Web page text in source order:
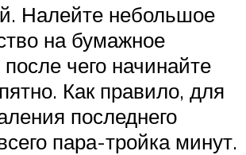
Налейте небольшое
на бумажное
чего начинайте
Как правило, для
последнего
пара-тройка минут.